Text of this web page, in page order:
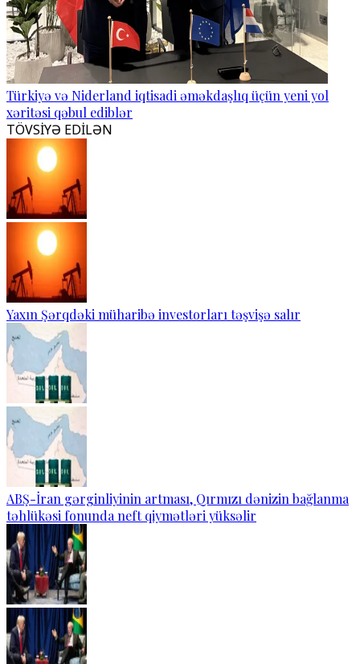
Türkiyə və Niderland iqtisadi əməkdaşlıq üçün yeni yol
xəritəsi qəbul ediblər
TÖVSİYƏ EDİLƏN
Yaxın Şərqdəki müharibə investorları təşvişə salır
ABŞ-İran gərginliyinin artması, Qırmızı dənizin bağlanma
təhlükəsi fonunda neft qiymətləri yüksəlir